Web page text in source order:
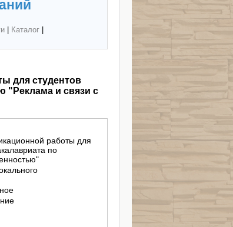
| Каталог|
для студентов
"Реклама и связи с
работы для
по